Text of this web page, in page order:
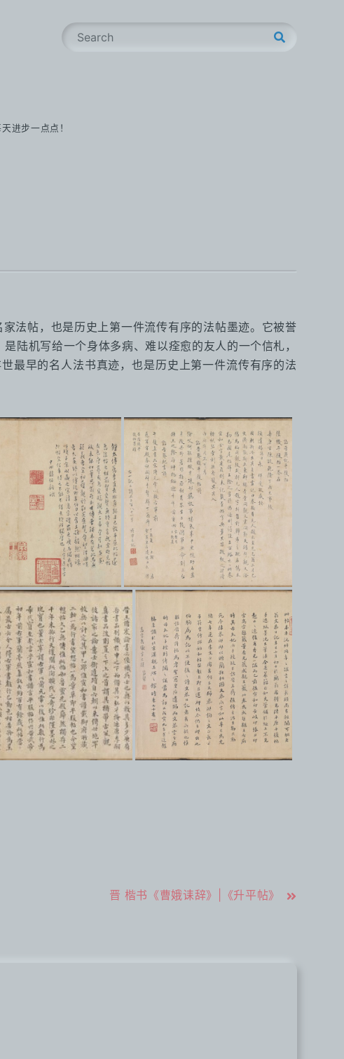
进步一点点！
S
h
法帖，也是历史上第一件流传有序的法帖墨迹。它被誉
陆机写给一个身体多病、难以痊愈的友人的一个信札，
最早的名人法书真迹，也是历史上第一件流传有序的法
晋 楷书《曹娥诔辞》|《升平帖》